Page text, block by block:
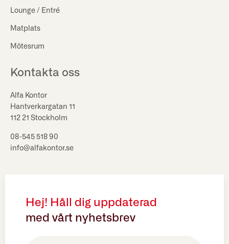
Lounge / Entré
Matplats
Mötesrum
Kontakta oss
Alfa Kontor
Hantverkargatan 11
112 21 Stockholm
08-545 518 90
info@alfakontor.se
Hej! Håll dig uppdaterad
med vårt nyhetsbrev